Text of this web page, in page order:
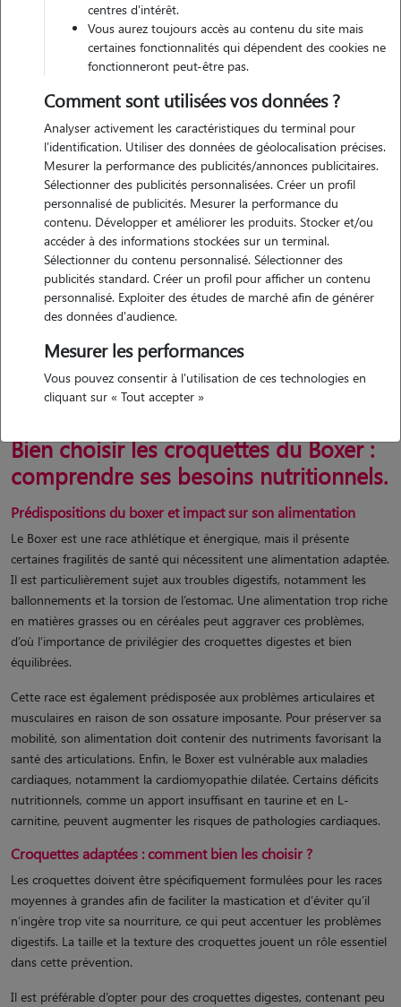
Le Boxer est un grand chien apprécié pour sa gentillesse et sa vitalité.
Actif et énergique, il a besoin d’une alimentation adaptée pour
soutenir sa musculature et prévenir certains troubles de santé. Une
nutrition équilibrée est essentielle pour assurer son bien-être et
répondre à ses besoins spécifiques.
Tout savoir sur le Boxer
Bien choisir les croquettes du Boxer :
comprendre ses besoins nutritionnels.
Prédispositions du boxer et impact sur son alimentation
Le Boxer est une race athlétique et énergique, mais il présente
certaines fragilités de santé qui nécessitent une alimentation adaptée.
Il est particulièrement sujet aux troubles digestifs, notamment les
ballonnements et la torsion de l’estomac. Une alimentation trop riche
en matières grasses ou en céréales peut aggraver ces problèmes,
d’où l’importance de privilégier des croquettes digestes et bien
équilibrées.
Cette race est également prédisposée aux problèmes articulaires et
musculaires en raison de son ossature imposante. Pour préserver sa
mobilité, son alimentation doit contenir des nutriments favorisant la
santé des articulations. Enfin, le Boxer est vulnérable aux maladies
cardiaques, notamment la cardiomyopathie dilatée. Certains déficits
nutritionnels, comme un apport insuffisant en taurine et en L-
carnitine, peuvent augmenter les risques de pathologies cardiaques.
Croquettes adaptées : comment bien les choisir ?
Les croquettes doivent être spécifiquement formulées pour les races
moyennes à grandes afin de faciliter la mastication et d’éviter qu’il
n’ingère trop vite sa nourriture, ce qui peut accentuer les problèmes
digestifs. La taille et la texture des croquettes jouent un rôle essentiel
dans cette prévention.
Il est préférable d’opter pour des croquettes digestes, contenant peu
centres d'intérêt.
Vous aurez toujours accès au contenu du site mais
certaines fonctionnalités qui dépendent des cookies ne
fonctionneront peut-être pas.
Comment sont utilisées vos données ?
Analyser activement les caractéristiques du terminal pour
l'identification. Utiliser des données de géolocalisation précises.
Mesurer la performance des publicités/annonces publicitaires.
Sélectionner des publicités personnalisées. Créer un profil
personnalisé de publicités. Mesurer la performance du
contenu. Développer et améliorer les produits. Stocker et/ou
accéder à des informations stockées sur un terminal.
Sélectionner du contenu personnalisé. Sélectionner des
publicités standard. Créer un profil pour afficher un contenu
personnalisé. Exploiter des études de marché afin de générer
des données d'audience.
Mesurer les performances
Vous pouvez consentir à l'utilisation de ces technologies en
cliquant sur « Tout accepter »